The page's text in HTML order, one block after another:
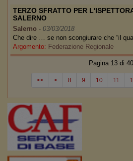
TERZO SFRATTO PER
SALERNO
Salerno - 03/03/2018
Che dire … se non scongiurare che “il
Argomento: Federazione Regionale
Pagina 13 di 40
<< < 8 9 10 11